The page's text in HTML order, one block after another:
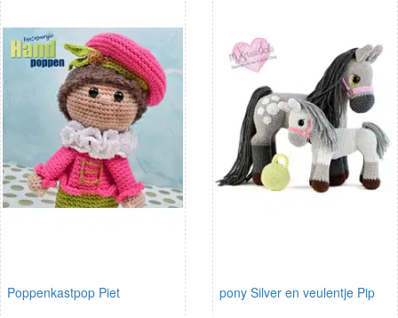
Poppenkastpop Piet pony Silver en veulentje Pip